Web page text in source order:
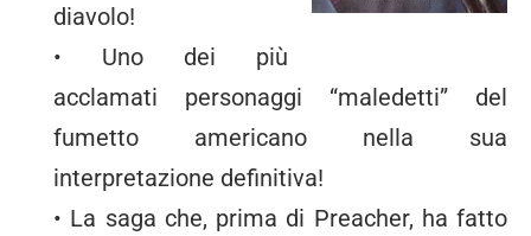
diavolo!
• Uno dei più
acclamati personaggi “maledetti” del
fumetto americano nella sua
interpretazione definitiva!
• La saga che, prima di Preacher, ha fatto